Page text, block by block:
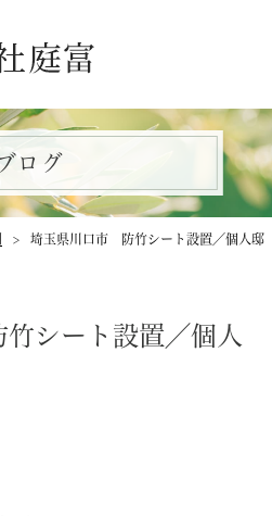
ログ
埼玉県川口市 防竹シート設置／個人邸
シート設置／個人